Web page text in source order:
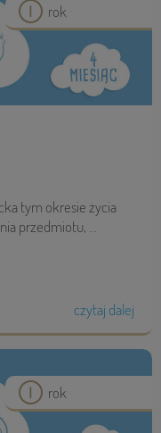
rok
tym okresie życia
przedmiotu, ...
czytaj dalej
rok